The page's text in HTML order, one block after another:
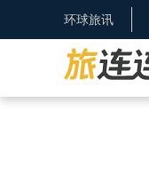
环球旅讯